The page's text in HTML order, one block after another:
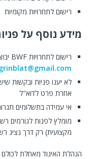
רישום לתחרויות מקומיות
מידע נוסף על
רישום לתחרויות BWF יבוצע בפניה לדוא"ל מנכ"ל
אחרת פרט לדוא"ל
אי עמידה בתשלומים
מומלץ לפנות לגורמים
מקצועית) רק דרך נציג
הנהלת האיגוד מאחלת לכולם